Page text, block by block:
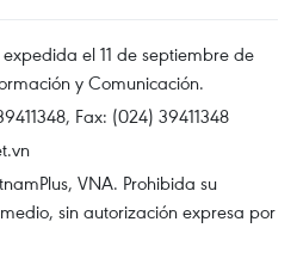
expedida el 11 de septiembre de
y Comunicación.
Fax: (024) 39411348
VNA. Prohibida su
sin autorización expresa por